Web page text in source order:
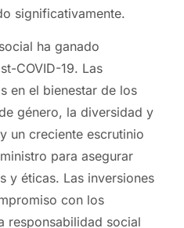
significativamente.
ha ganado
COVID-19. Las
en el bienestar de los
género, la diversidad y
un creciente escrutinio
para asegurar
y éticas. Las inversiones
con los
responsabilidad social